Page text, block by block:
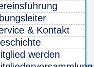
& Kontakt
werden